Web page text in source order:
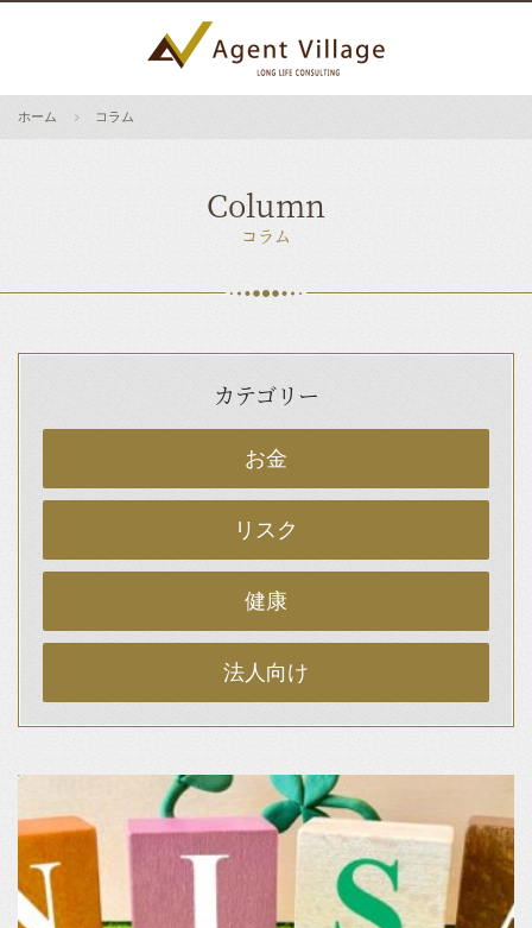
ホーム コラム
Column
コラム
カテゴリー
お金
リスク
健康
法人向け